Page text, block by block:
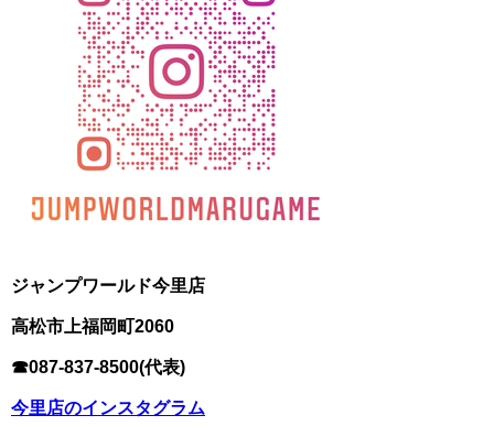
ジャンプワールド今里店
高松市上福岡町2060
☎087-837-8500(代表)
今里店のインスタグラム